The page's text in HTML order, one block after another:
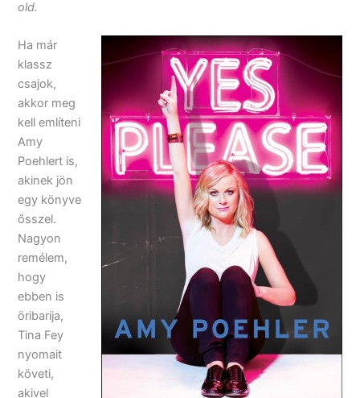
old.
Ha már
klassz
csajok,
akkor meg
kell említeni
Amy
Poehlert is,
akinek jön
egy könyve
ősszel.
Nagyon
remélem,
hogy
ebben is
öribarija,
Tina Fey
nyomait
követi,
akivel